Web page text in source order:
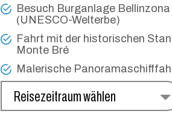
Besuch Burganlage
(UNESCO-Welterbe)
Fahrt mit der historischen
Monte Bré
Malerische